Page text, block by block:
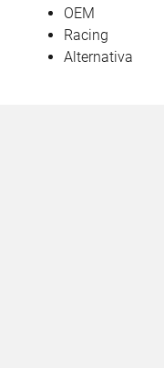
OEM
Racing
Alternativa